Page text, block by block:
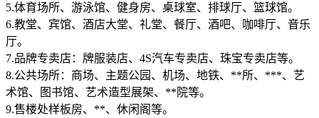
5.体育场所、游泳馆、健身房、桌球室、排球厅、篮球馆。
6.教堂、宾馆、酒店大堂、礼堂、餐厅、酒吧、咖啡厅、音乐
厅。
7.品牌专卖店：牌服装店、4S汽车专卖店、珠宝专卖店等。
8.公共场所：商场、主题公园、机场、地铁、**所、***、艺
术馆、图书馆、艺术造型展架、**院等。
9.售楼处样板房、**、休闲阁等。